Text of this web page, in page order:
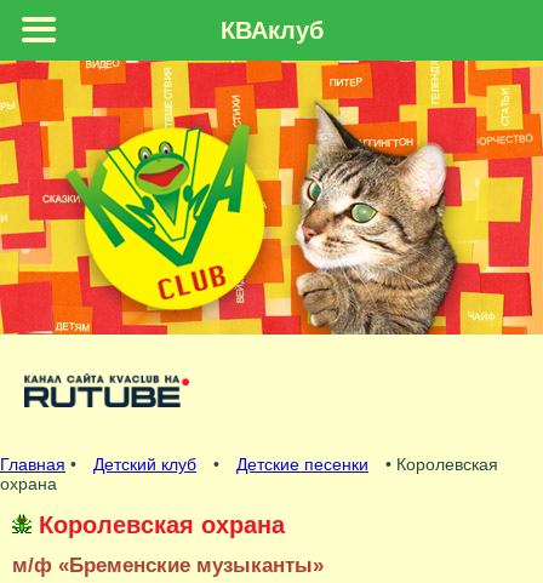
Главная • Детский клуб • Детские песенки
• Королевская
охрана
Королевская охрана
м/ф «Бременские музыканты»
КВАклуб